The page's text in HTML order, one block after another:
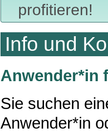
profitieren!
Info und
Anwender*in
Sie suchen
Anwender*in